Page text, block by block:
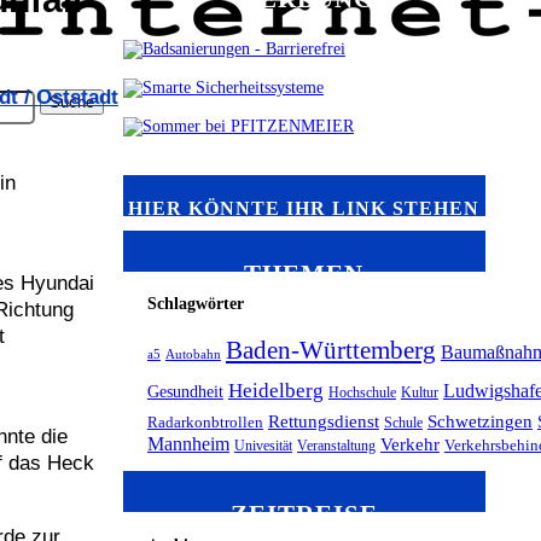
/ Oststadt
Hyundai
die
das Heck
HIER KÖNNTE IHR LINK STEHEN
THEMEN
Schlagwörter
a5 Autobahn Baden-Württemberg
Gesundheit Heidelberg Hochschule Kultur
Radarkonbtrollen Rettungsdienst Schule Schwetzingen
Mannheim Univesität Veranstaltung Verkehr
ZEITREISE